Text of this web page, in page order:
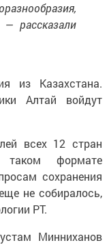
— рассказали
из Казахстана.
Алтай войдут
всех 12 стран
формате
сохранения
не собиралось,
РТ.
Минниханов